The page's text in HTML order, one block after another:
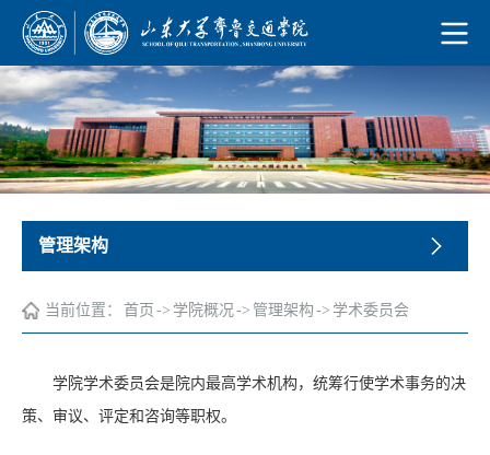
管理架构
当前位置： 首页 -> 学院概况 -> 管理架构 -> 学术委员会
学院学术委员会是院内最高学术机构，统筹行使学术事务的决
策、审议、评定和咨询等职权。